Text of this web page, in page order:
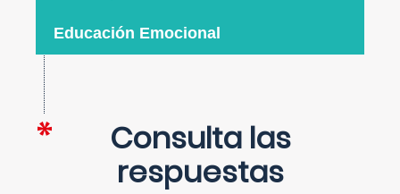
Educación Emocional
Consulta las
respuestas